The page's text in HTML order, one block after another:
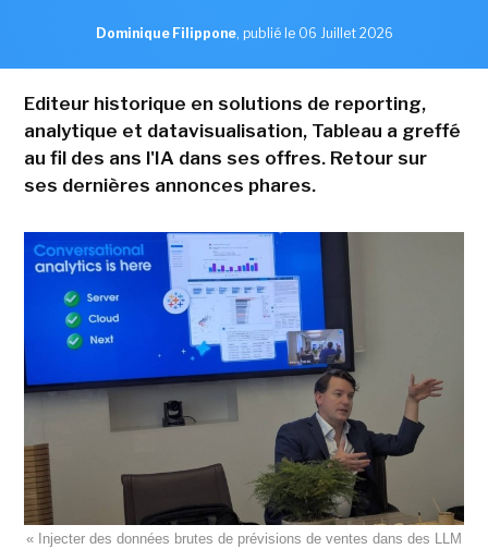
Dominique Filippone, publié le 06 Juillet 2026
Editeur historique en solutions de reporting,
analytique et datavisualisation, Tableau a greffé
au fil des ans l'IA dans ses offres. Retour sur
ses dernières annonces phares.
« Injecter des données brutes de prévisions de ventes dans des LLM